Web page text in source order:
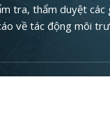
tra, thẩm duyệt
về tác động môi